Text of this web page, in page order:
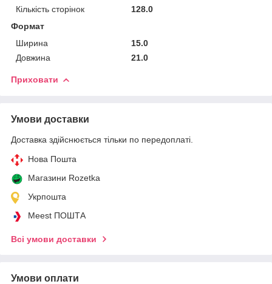
Кількість сторінок
128.0
Формат
Ширина
15.0
Довжина
21.0
Приховати
Умови доставки
Доставка здійснюється тільки по передоплаті.
Нова Пошта
Магазини Rozetka
Укрпошта
Meest ПОШТА
Всі умови доставки
Умови оплати